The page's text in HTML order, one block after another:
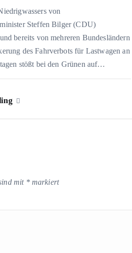
von
Steffen Bilger (CDU)
bereits von mehreren Bundesländern
des Fahrverbots für Lastwagen an
stößt bei den Grünen auf…
mit *markiert